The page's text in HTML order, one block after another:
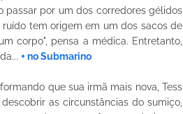
passar por um dos corredores gélidos
tem origem em um dos sacos de
corpo", pensa a médica. Entretanto,
+ no Submarino
que sua irmã mais nova, Tess
as circunstâncias do sumiço,